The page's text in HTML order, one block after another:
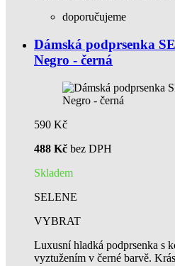
doporučujeme
Dámská podprsenka
Negro - černá
590 Kč
488 Kč bez DPH
Skladem
SELENE
VYBRAT
Luxusní hladká podprsenka s
vyztužením v černé barvě.